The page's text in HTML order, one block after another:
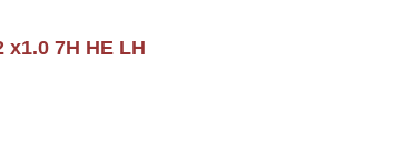
х1.0 7Н НЕ LH